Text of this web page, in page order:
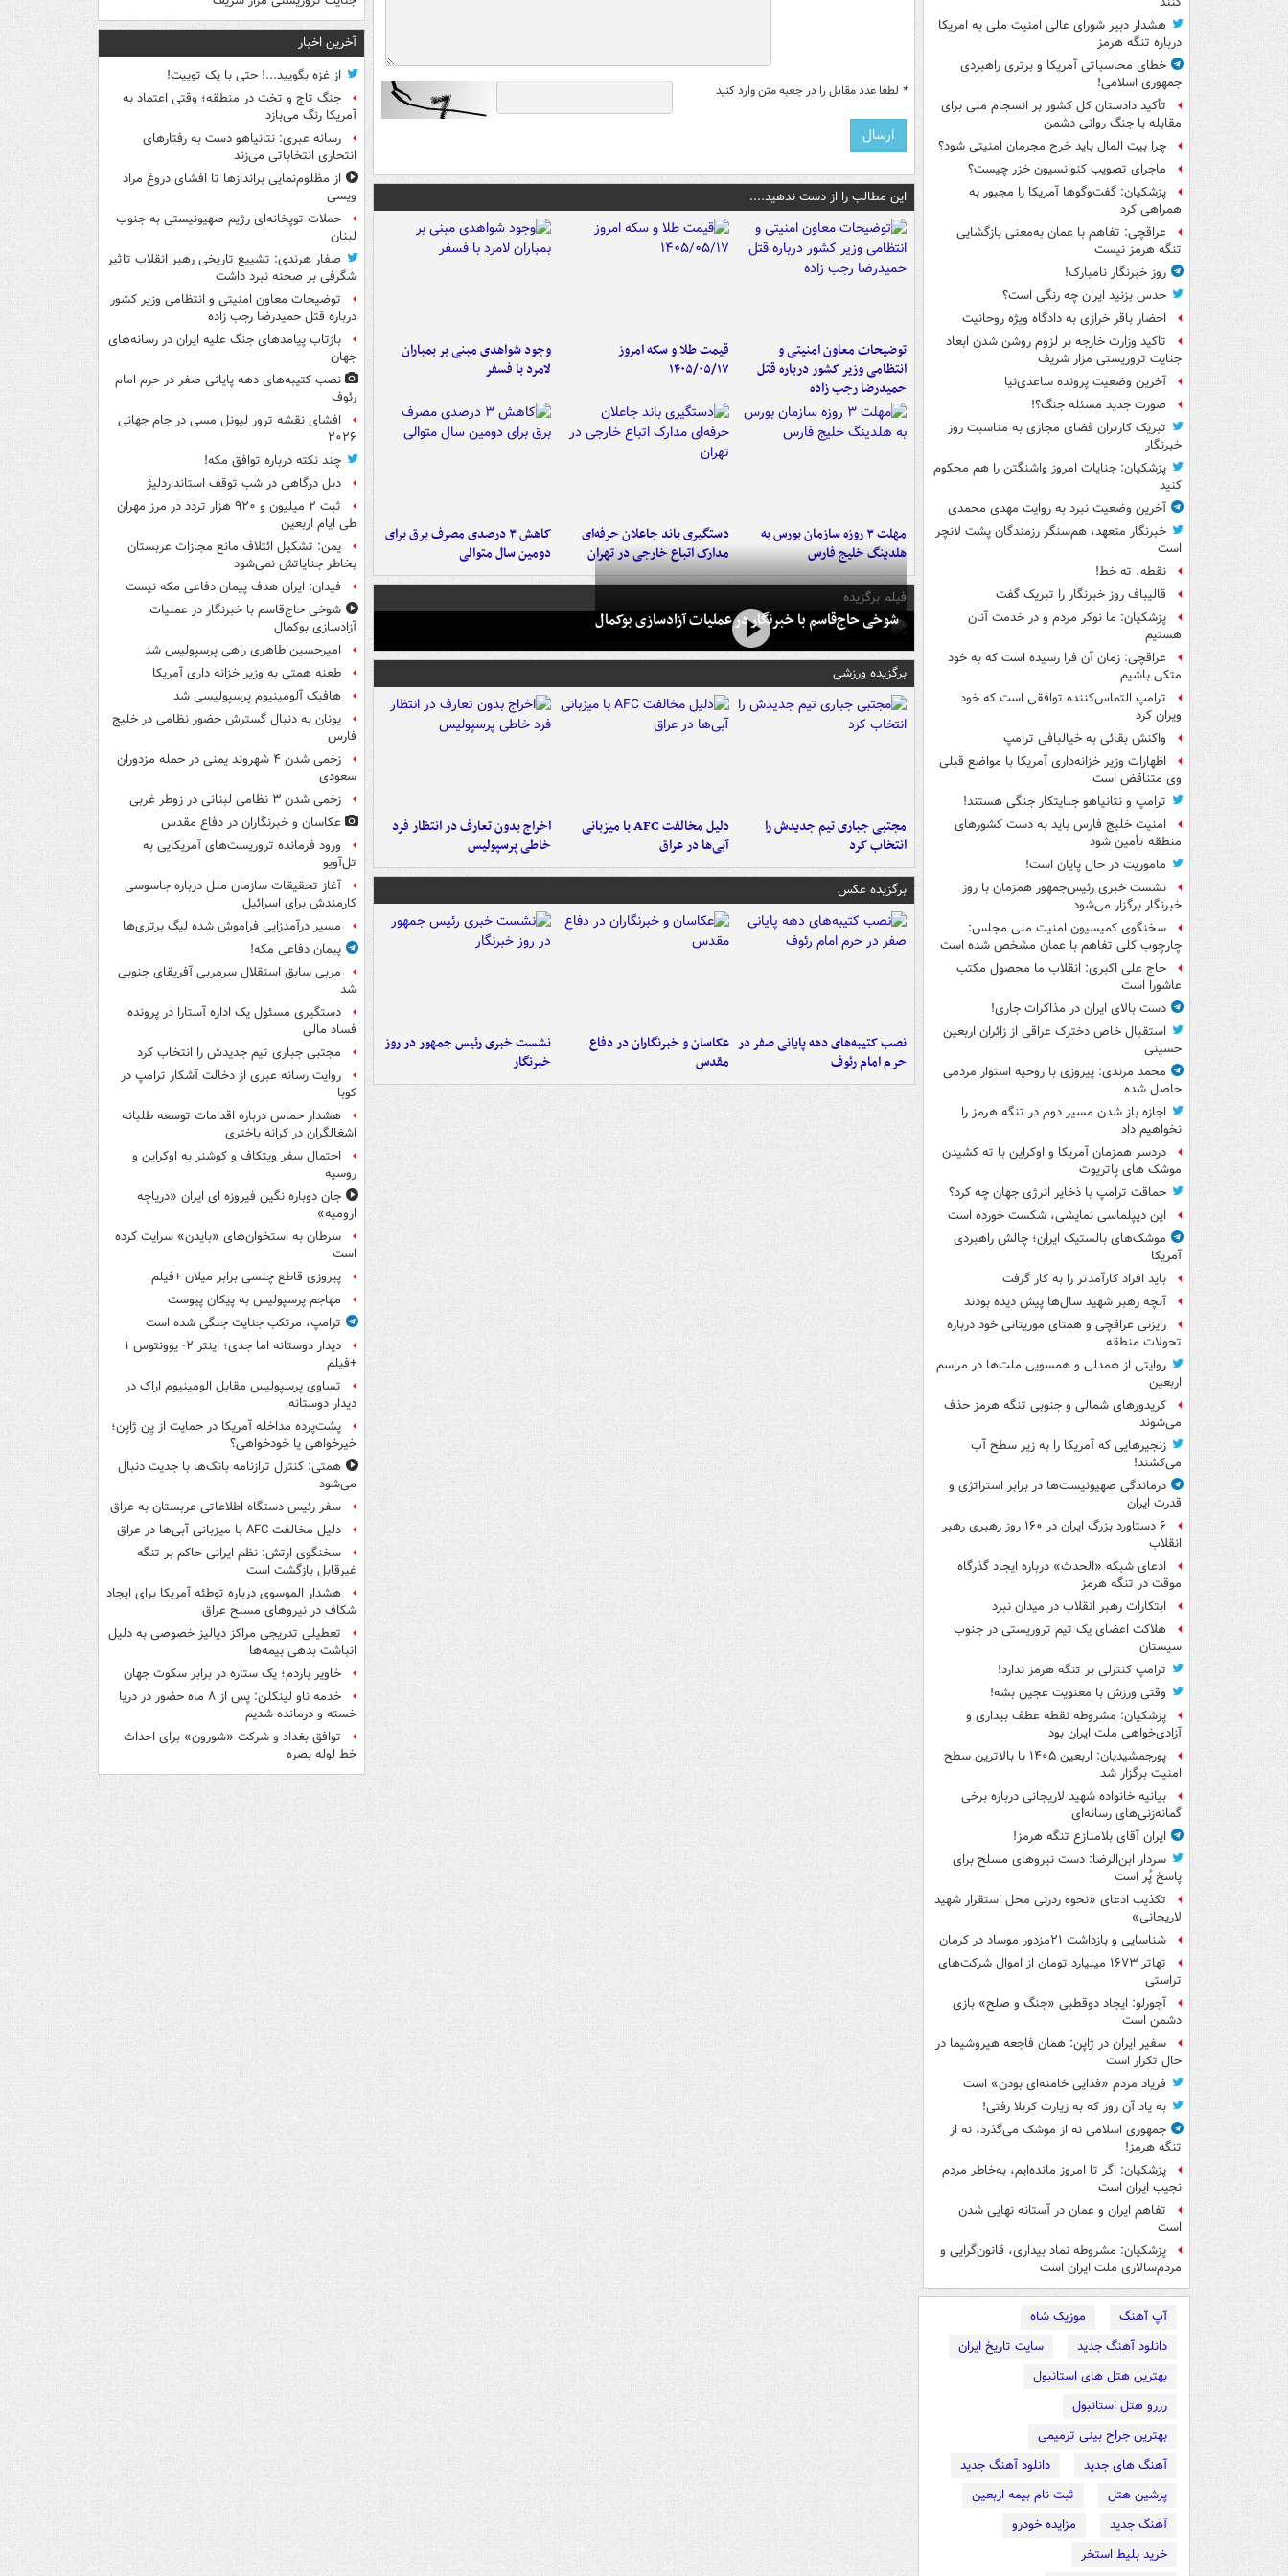
هشدار دبیر شورای عالی امنیت ملی به امریکا
درباره تنگه هرمز
خطای محاسباتی آمریکا و برتری راهبردی
جمهوری اسلامی!
تأکید دادستان کل کشور بر انسجام ملی برای
مقابله با جنگ روانی دشمن
چرا بیت المال باید خرج مجرمان امنیتی شود؟
ماجرای تصویب کنوانسیون خزر چیست؟
پزشکیان: گفت‌وگوها آمریکا را مجبور به
همراهی کرد
عراقچی: تفاهم با عمان به‌معنی بازگشایی
تنگه هرمز نیست
روز خبرنگار نامبارک!
حدس بزنید ایران چه رنگی است؟
احضار باقر خرازی به دادگاه ویژه روحانیت
تاکید وزارت خارجه بر لزوم روشن شدن ابعاد
جنایت تروریستی مزار شریف
آخرین وضعیت پرونده ساعدی‌نیا
صورت جدید مسئله جنگ؟!
تبریک کاربران فضای مجازی به مناسبت روز
خبرنگار
پزشکیان: جنایات امروز واشنگتن را هم محکوم
کنید
آخرین وضعیت نبرد به روایت مهدی محمدی
خبرنگار متعهد، هم‌سنگر رزمندگان پشت لانچر
است
نقطه، ته خط!
قالیباف روز خبرنگار را تبریک گفت
پزشکیان: ما نوکر مردم و در خدمت آنان
هستیم
عراقچی: زمان آن فرا رسیده است که به خود
متکی باشیم
ترامپ التماس‌کننده توافقی است که خود
ویران کرد
واکنش بقائی به خیالبافی ترامپ
اظهارات وزیر خزانه‌داری آمریکا با مواضع قبلی
وی متناقض است
ترامپ و نتانیاهو جنایتکار جنگی هستند!
امنیت خلیج فارس باید به دست کشورهای
منطقه تأمین شود
ماموریت در حال پایان است!
نشست خبری رئیس‌جمهور همزمان با روز
خبرنگار برگزار می‌شود
سخنگوی کمیسیون امنیت ملی مجلس:
چارچوب کلی تفاهم با عمان مشخص شده است
حاج علی اکبری: انقلاب ما محصول مکتب
عاشورا است
دست بالای ایران در مذاکرات جاری!
استقبال خاص دخترک عراقی از زائران اربعین
حسینی
محمد مرندی: پیروزی با روحیه استوار مردمی
حاصل شده
اجازه باز شدن مسیر دوم در تنگه هرمز را
نخواهیم داد
دردسر همزمان آمریکا و اوکراین با ته کشیدن
موشک های پاتریوت
حماقت ترامپ با ذخایر انرژی جهان چه کرد؟
این دیپلماسی نمایشی، شکست خورده است
موشک‌های بالستیک ایران؛ چالش راهبردی
آمریکا
باید افراد کارآمدتر را به کار گرفت
آنچه رهبر شهید سال‌ها پیش دیده بودند
رایزنی عراقچی و همتای موریتانی خود درباره
تحولات منطقه
روایتی از همدلی و همسویی ملت‌ها در مراسم
اربعین
کریدورهای شمالی و جنوبی تنگه هرمز حذف
می‌شوند
زنجیرهایی که آمریکا را به زیر سطح آب
می‌کشند!
درماندگی صهیونیست‌ها در برابر استراتژی و
قدرت ایران
۶ دستاورد بزرگ ایران در ۱۶۰ روز رهبری رهبر
انقلاب
ادعای شبکه «الحدث» درباره ایجاد گذرگاه
موقت در تنگه هرمز
ابتکارات رهبر انقلاب در میدان نبرد
هلاکت اعضای یک تیم تروریستی در جنوب
سیستان
ترامپ کنترلی بر تنگه هرمز ندارد!
وقتی ورزش با معنویت عجین بشه!
پزشکیان: مشروطه نقطه عطف بیداری و
آزادی‌خواهی ملت ایران بود
پورجمشیدیان: اربعین ۱۴۰۵ با بالاترین سطح
امنیت برگزار شد
بیانیه خانواده شهید لاریجانی درباره برخی
گمانه‌زنی‌های رسانه‌ای
ایران آقای بلامنازع تنگه هرمز!
سردار ابن‌الرضا: دست نیروهای مسلح برای
پاسخ پُر است
تکذیب ادعای «نحوه ردزنی محل استقرار شهید
لاریجانی»
شناسایی و بازداشت ۲۱مزدور موساد در کرمان
تهاتر ۱۶۷۳ میلیارد تومان از اموال شرکت‌های
تراستی
آجورلو: ایجاد دوقطبی «جنگ و صلح‌» بازی
دشمن است
سفیر ایران در ژاپن: همان فاجعه هیروشیما در
حال تکرار است
فریاد مردم «فدایی خامنه‌ای بودن» است
به یاد آن روز که به زیارت کربلا رفتی!
جمهوری اسلامی نه از موشک می‌گذرد، نه از
تنگه هرمز!
پزشکیان: اگر تا امروز مانده‌ایم، به‌خاطر مردم
نجیب ایران است
تفاهم ایران و عمان در آستانه نهایی شدن
است
پزشکیان: مشروطه نماد بیداری، قانون‌گرایی و
مردم‌سالاری ملت ایران است
آپ آهنگ
موزیک شاه
دانلود آهنگ جدید
سایت تاریخ ایران
بهترین هتل های استانبول
رزرو هتل استانبول
بهترین جراح بینی ترمیمی
آهنگ های جدید
دانلود آهنگ جدید
پرشین هتل
ثبت نام بیمه اربعین
آهنگ جدید
مزایده خودرو
خرید بلیط استخر
* لطفا عدد مقابل را در جعبه متن وارد کنید
این مطالب را از دست ندهید....
توضیحات معاون امنیتی و
انتظامی وزیر کشور درباره قتل
حمیدرضا رجب زاده
قیمت طلا و سکه امروز
۱۴۰۵/۰۵/۱۷
وجود شواهدی مبنی بر بمباران
لامرد با فسفر
مهلت ۳ روزه سازمان بورس به
هلدینگ خلیج فارس
دستگیری باند جاعلان حرفه‌ای
مدارک اتباع خارجی در تهران
کاهش ۳ درصدی مصرف برق برای
دومین سال متوالی
فیلم برگزیده
شوخی حاج‌قاسم با خبرنگار در عملیات آزادسازی بوکمال
برگزیده ورزشی
مجتبی جباری تیم جدیدش را
انتخاب کرد
دلیل مخالفت AFC با میزبانی
آبی‌ها در عراق
اخراج بدون تعارف در انتظار فرد
خاطی پرسپولیس
برگزیده عکس
نصب کتیبه‌های دهه پایانی صفر در
حرم امام رئوف
عکاسان و خبرنگاران در دفاع
مقدس
نشست خبری رئیس جمهور در روز
خبرنگار
آخرین اخبار
از غزه بگویید...! حتی با یک توییت!
جنگ تاج و تخت در منطقه؛ وقتی اعتماد به
آمریکا رنگ می‌بازد
رسانه عبری: نتانیاهو دست به رفتارهای
انتحاری انتخاباتی می‌زند
از مظلوم‌نمایی براندازها تا افشای دروغ مراد
ویسی
حملات توپخانه‌ای رژیم صهیونیستی به جنوب
لبنان
صفار هرندی: تشییع تاریخی رهبر انقلاب تاثیر
شگرفی بر صحنه نبرد داشت
توضیحات معاون امنیتی و انتظامی وزیر کشور
درباره قتل حمیدرضا رجب زاده
بازتاب پیامدهای جنگ علیه ایران در رسانه‌های
جهان
نصب کتیبه‌های دهه پایانی صفر در حرم امام
رئوف
افشای نقشه ترور لیونل مسی در جام جهانی
۲۰۲۶
چند نکته درباره توافق مکه!
دبل درگاهی در شب توقف استانداردلیژ
ثبت ۲ میلیون و ۹۲۰ هزار تردد در مرز مهران
طی ایام اربعین
یمن: تشکیل ائتلاف مانع مجازات عربستان
بخاطر جنایاتش نمی‌شود
فیدان: ایران هدف پیمان دفاعی مکه نیست
شوخی حاج‌قاسم با خبرنگار در عملیات
آزادسازی بوکمال
امیرحسین طاهری راهی پرسپولیس شد
طعنه همتی به وزیر خزانه داری آمریکا
هافبک آلومینیوم پرسپولیسی شد
یونان به دنبال گسترش حضور نظامی در خلیج
فارس
زخمی شدن ۴ شهروند یمنی در حمله مزدوران
سعودی
زخمی شدن ۳ نظامی لبنانی در زوطر غربی
عکاسان و خبرنگاران در دفاع مقدس
ورود فرمانده تروریست‌های آمریکایی به
تل‌آویو
آغاز تحقیقات سازمان ملل درباره جاسوسی
کارمندش برای اسرائیل
مسیر درآمدزایی فراموش شده لیگ برتری‌ها
پیمان دفاعی مکه!
مربی سابق استقلال سرمربی آفریقای جنوبی
شد
دستگیری مسئول یک اداره آستارا در پرونده
فساد مالی
مجتبی جباری تیم جدیدش را انتخاب کرد
روایت رسانه عبری از دخالت آشکار ترامپ در
کوبا
هشدار حماس درباره اقدامات توسعه طلبانه
اشغالگران در کرانه باختری
احتمال سفر ویتکاف و کوشنر به اوکراین و
روسیه
جان دوباره نگین فیروزه ای ایران «دریاچه
ارومیه»
سرطان به استخوان‌های «بایدن» سرایت کرده
است
پیروزی قاطع چلسی برابر میلان +فیلم
مهاجم پرسپولیس به پیکان پیوست
ترامپ، مرتکب جنایت جنگی شده است
دیدار دوستانه اما جدی؛ اینتر ۲- یوونتوس ۱
+فیلم
تساوی پرسپولیس مقابل الومینیوم اراک در
دیدار دوستانه
پشت‌پرده مداخله آمریکا در حمایت از یِن ژاپن؛
خیرخواهی یا خودخواهی؟
همتی: کنترل ترازنامه بانک‌ها با جدیت دنبال
می‌شود
سفر رئیس دستگاه اطلاعاتی عربستان به عراق
دلیل مخالفت AFC با میزبانی آبی‌ها در عراق
سخنگوی ارتش: نظم ایرانی حاکم بر تنگه
غیرقابل بازگشت است
هشدار الموسوی درباره توطئه آمریکا برای ایجاد
شکاف در نیروهای مسلح عراق
تعطیلی تدریجی مراکز دیالیز خصوصی به دلیل
انباشت بدهی بیمه‌ها
خاویر باردم؛ یک ستاره در برابر سکوت جهان
خدمه ناو لینکلن: پس از ۸ ماه حضور در دریا
خسته و درمانده‌ شدیم
توافق بغداد و شرکت «شورون» برای احداث
خط لوله بصره